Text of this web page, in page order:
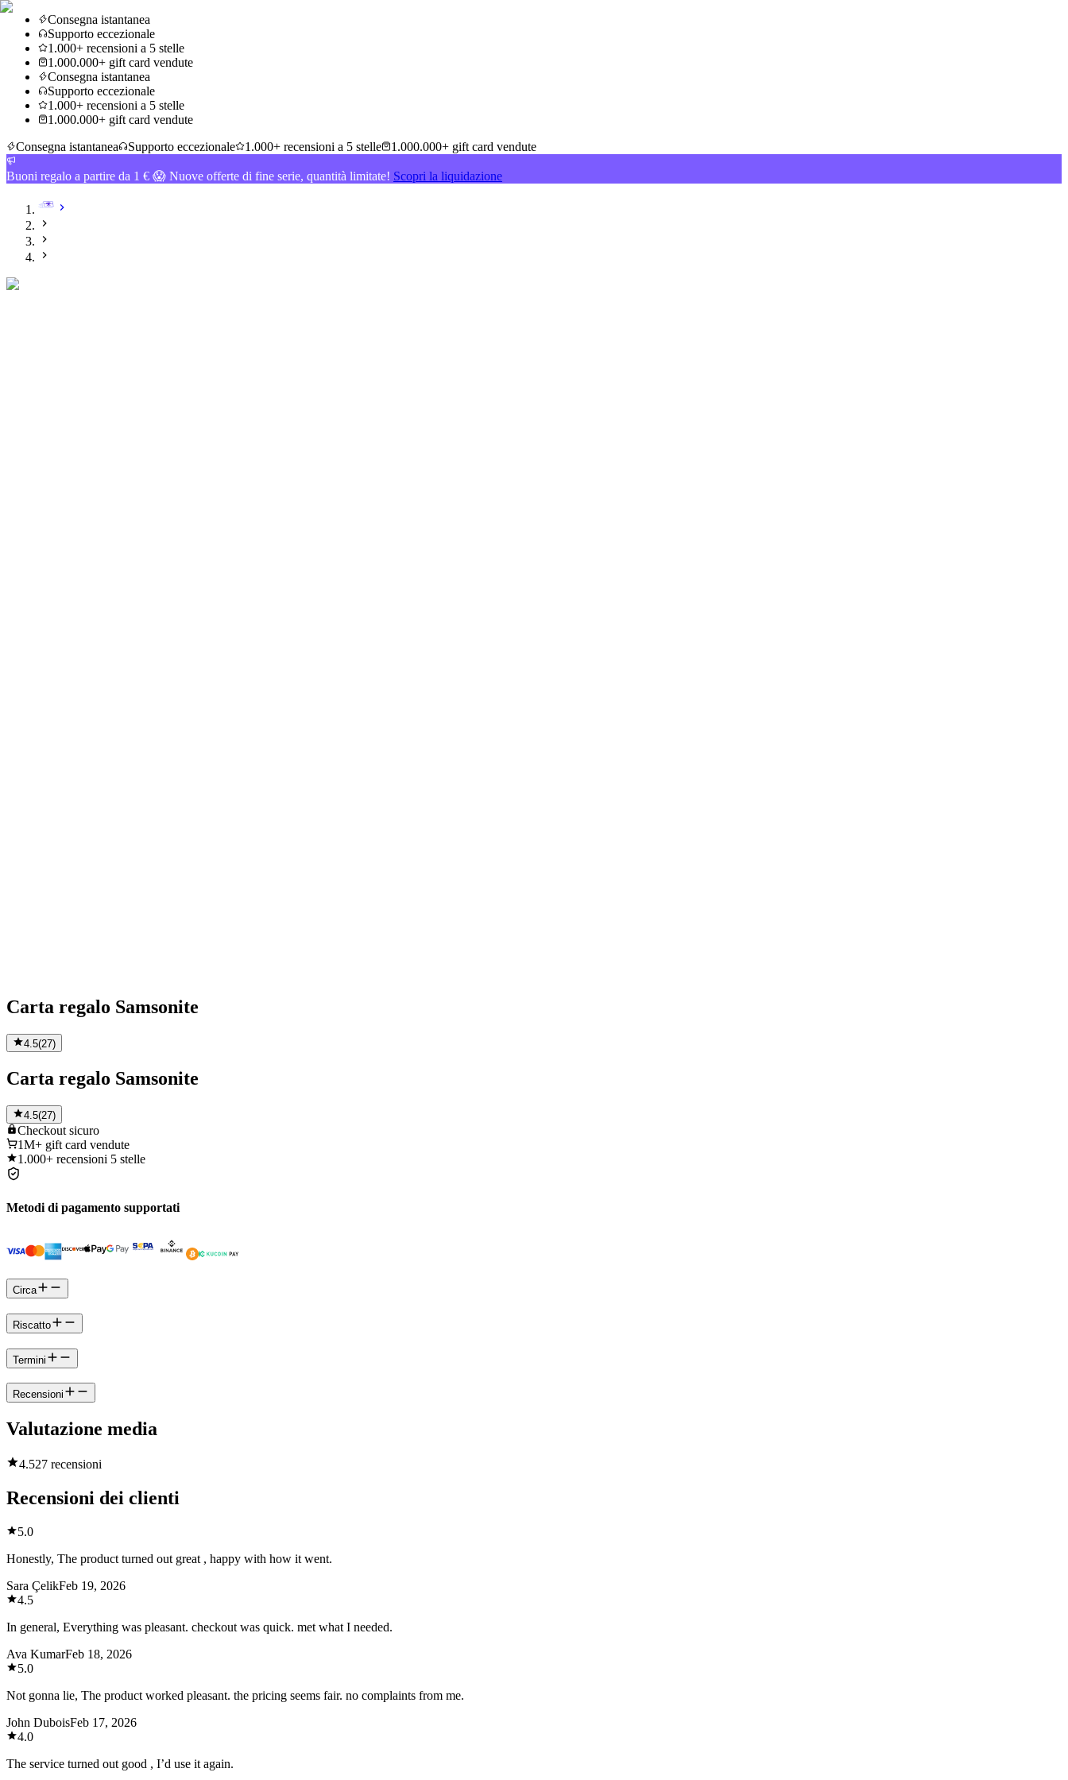
Consegna istantanea
Supporto eccezionale
1.000+ recensioni a 5 stelle
1.000.000+ gift card vendute
Consegna istantanea
Supporto eccezionale
1.000+ recensioni a 5 stelle
1.000.000+ gift card vendute
Consegna istantanea
Supporto eccezionale 1.000+ recensioni a 5 stelle 1.000.000+ gift card vendute
Buoni regalo a partire da 1 € 😱 Nuove offerte di fine serie, quantità limitate! Scopri la liquidazione
Carta regalo Samsonite
4.5(27)
Carta regalo Samsonite
4.5(27)
Checkout sicuro
1M+ gift card vendute
1.000+ recensioni 5 stelle
Metodi di pagamento supportati
Circa
Riscatto
Termini
Recensioni
Valutazione media
4.527 recensioni
Recensioni dei clienti
5.0
Honestly, The product turned out great , happy with how it went.
Sara ÇelikFeb 19, 2026
4.5
In general, Everything was pleasant. checkout was quick. met what I needed.
Ava KumarFeb 18, 2026
5.0
Not gonna lie, The product worked pleasant. the pricing seems fair. no complaints from me.
John DuboisFeb 17, 2026
4.0
The service turned out good , I’d use it again.